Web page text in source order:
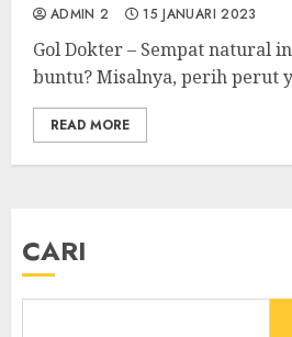
ADMIN 2 15 JANUARI 2023
Gol Dokter – Sempat natural
buntu? Misalnya, perih perut
READ MORE
CARI